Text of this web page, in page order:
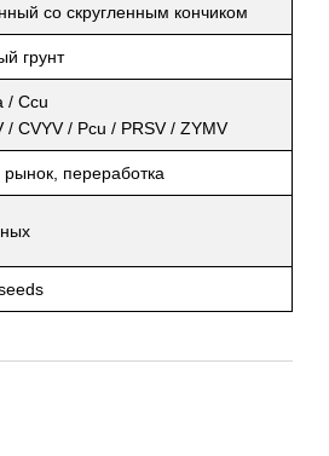
со скругленным кончиком
грунт
/ Ccu
/ CVYV / Pcu / PRSV / ZYMV
переработка